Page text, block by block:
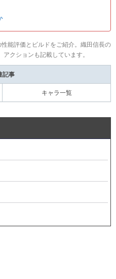
能評価とビルドをご紹介。織田信長の
クションも記載しています。
記事
キャラ一覧